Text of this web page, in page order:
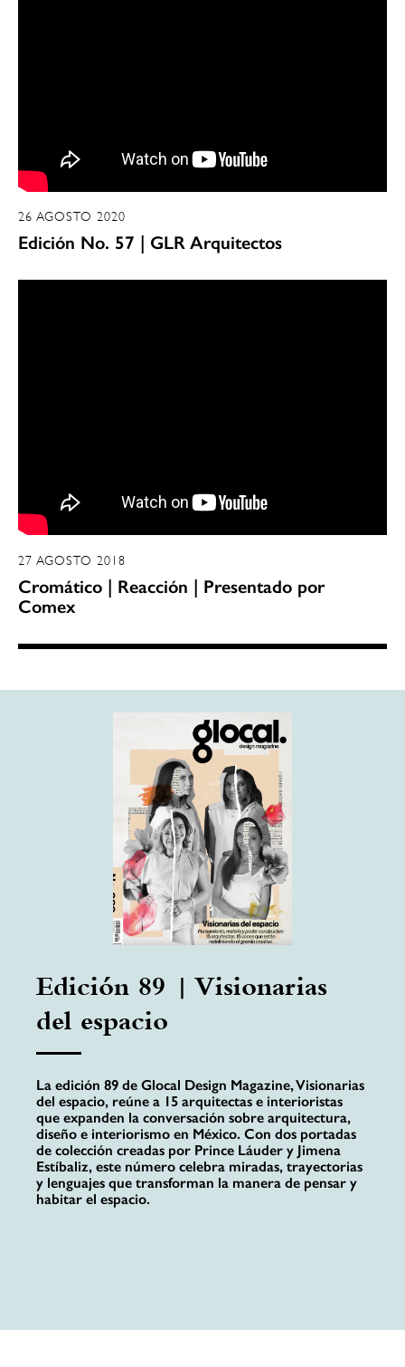
26 AGOSTO 2020
Edición No. 57 | GLR Arquitectos
27 AGOSTO 2018
Cromático | Reacción | Presentado por
Comex
Edición 89 | Visionarias
del espacio
La edición 89 de Glocal Design Magazine, Visionarias
del espacio, reúne a 15 arquitectas e interioristas
que expanden la conversación sobre arquitectura,
diseño e interiorismo en México. Con dos portadas
de colección creadas por Prince Láuder y Jimena
Estíbaliz, este número celebra miradas, trayectorias
y lenguajes que transforman la manera de pensar y
habitar el espacio.